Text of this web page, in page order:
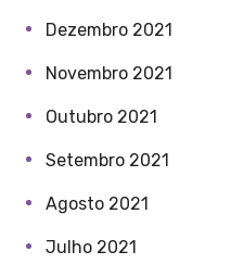
Dezembro 2021
Novembro 2021
Outubro 2021
Setembro 2021
Agosto 2021
Julho 2021